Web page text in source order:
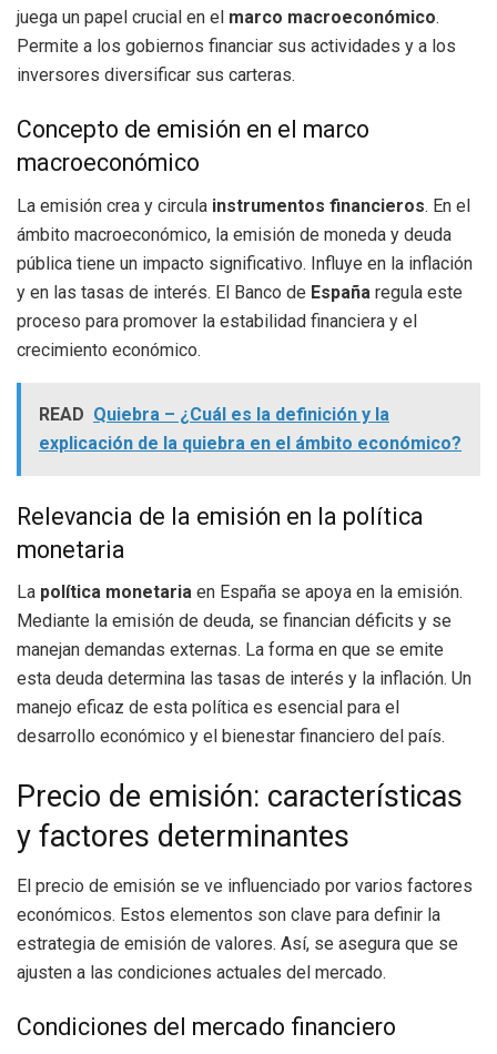
juega un papel crucial en el marco macroeconómico.
Permite a los gobiernos financiar sus actividades y a los
inversores diversificar sus carteras.
Concepto de emisión en el marco
macroeconómico
La emisión crea y circula instrumentos financieros. En el
ámbito macroeconómico, la emisión de moneda y deuda
pública tiene un impacto significativo. Influye en la inflación
y en las tasas de interés. El Banco de España regula este
proceso para promover la estabilidad financiera y el
crecimiento económico.
READ Quiebra – ¿Cuál es la definición y la
explicación de la quiebra en el ámbito económico?
Relevancia de la emisión en la política
monetaria
La política monetaria en España se apoya en la emisión.
Mediante la emisión de deuda, se financian déficits y se
manejan demandas externas. La forma en que se emite
esta deuda determina las tasas de interés y la inflación. Un
manejo eficaz de esta política es esencial para el
desarrollo económico y el bienestar financiero del país.
Precio de emisión: características
y factores determinantes
El precio de emisión se ve influenciado por varios factores
económicos. Estos elementos son clave para definir la
estrategia de emisión de valores. Así, se asegura que se
ajusten a las condiciones actuales del mercado.
Condiciones del mercado financiero